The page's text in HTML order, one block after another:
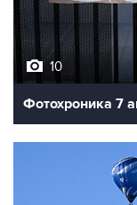
10
Фотохроника 7